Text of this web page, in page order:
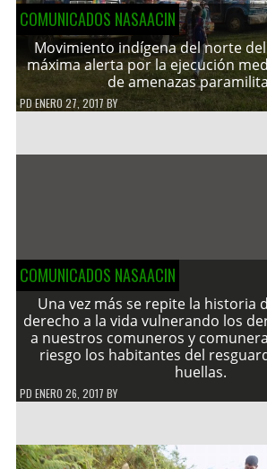
COMUNICADOS NASAACIN
Movimiento indígena del norte del
máxima alerta por la ejecución
de amenazas
PDENERO 27, 2017 BY
COMUNICADOS NASAACIN
Una vez más se repite la historia
derecho a la vida vulnerando los
a nuestros comuneros y
riesgo los habitantes del
huellas.
PD ENERO 26, 2017 BY